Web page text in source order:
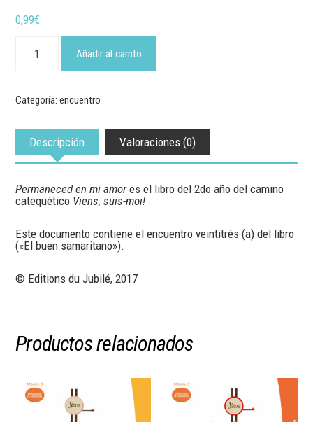
0,99€
Encuentro
Añadir al carrito
Categoría:encuentro
Descripción Valoraciones (0)
Permaneced en mi amores el libro del 2do año del camino
catequético Viens, suis-moi!
Este documento contiene el encuentro veintitrés (a) del libro
(«El buen samaritano»).
© Editions du Jubilé, 2017
Productos relacionados